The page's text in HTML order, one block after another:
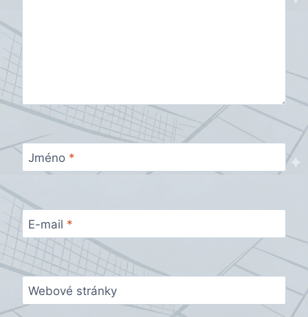
Jméno *
E-mail *
Webové stránky